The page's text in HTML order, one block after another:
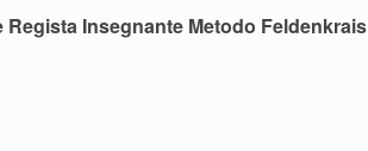
Regista Insegnante Metodo Feldenkrais